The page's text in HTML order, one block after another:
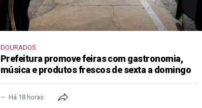
DOURADOS
Prefeitura promove feiras com gastronomia,
música e produtos frescos de sexta a domingo
Há 18 horas